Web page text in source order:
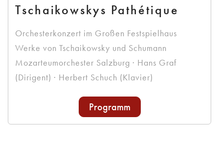
Tschaikowskys Pathétique
Orchesterkonzert im Großen Festspielhaus
Werke von Tschaikowsky und Schumann
Mozarteumorchester Salzburg · Hans Graf
(Dirigent) · Herbert Schuch (Klavier)
Programm